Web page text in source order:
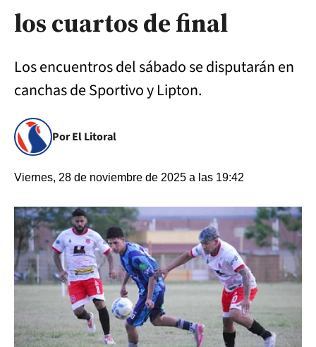
los cuartos de final
Los encuentros del sábado se disputarán en
canchas de Sportivo y Lipton.
Por El Litoral
Viernes, 28 de noviembre de 2025 a las 19:42